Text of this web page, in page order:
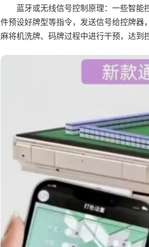
蓝牙或无线信号控制原理：一些智能
件预设好牌型等指令，发送信号给控牌器
麻将机洗牌、码牌过程中进行干预，达到